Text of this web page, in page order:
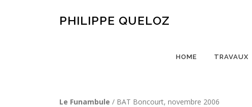
PHILIPPE QUELOZ
HOME TRAVAUX
Le Funambule / BAT Boncourt, novembre 2006